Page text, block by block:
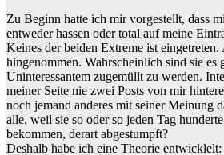
Zu Beginn hatte ich mir vorgestellt, dass
entweder hassen oder total auf meine
Keines der beiden Extreme ist
hingenommen. Wahrscheinlich sind sie es
Uninteressantem zugemüllt zu werden.
meiner Seite nie zwei Posts von mir
noch jemand anderes mit seiner Meinung
alle, weil sie so oder so jeden Tag
bekommen, derart abgestumpft?
Deshalb habe ich eine Theorie